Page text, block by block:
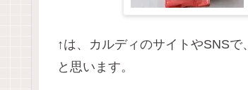
↑は、カルディのサイトやSNS
と思います。